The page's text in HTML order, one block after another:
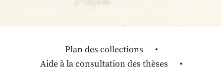
Plan des collections
Aide à la consultation des thèses